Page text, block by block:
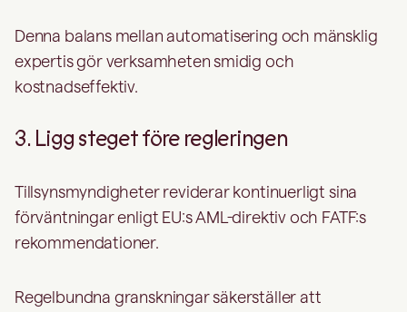
Denna balans mellan automatisering och mänsklig
expertis gör verksamheten smidig och
kostnadseffektiv.
3. Ligg steget före regleringen
Tillsynsmyndigheter reviderar kontinuerligt sina
förväntningar enligt EU:s AML-direktiv och FATF:s
rekommendationer.
Regelbundna granskningar säkerställer att